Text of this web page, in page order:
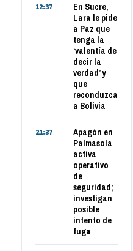
12:37
En Sucre,
Lara le pide
a Paz que
tenga la
‘valentía de
decir la
verdad’ y
que
reconduzca
a Bolivia
21:37
Apagón en
Palmasola
activa
operativo
de
seguridad;
investigan
posible
intento de
fuga